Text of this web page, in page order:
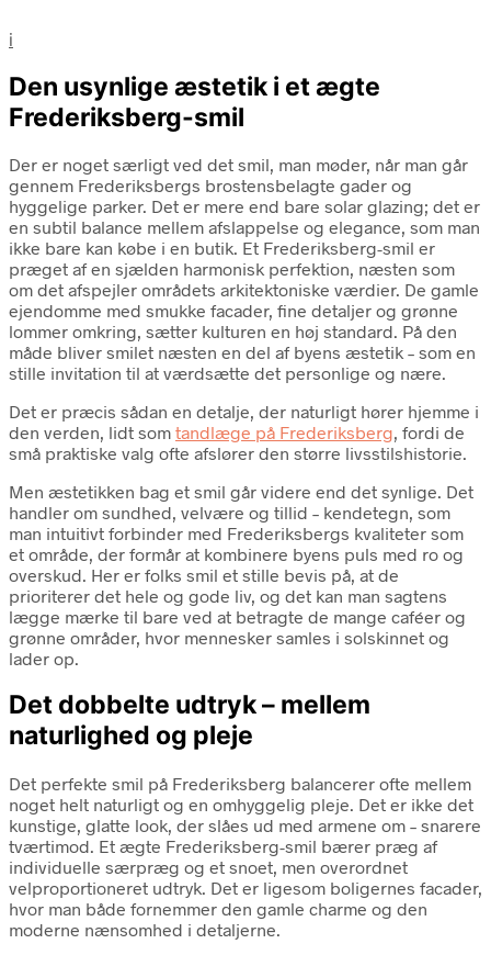
i
Den usynlige æstetik i et ægte
Frederiksberg-smil
Der er noget særligt ved det smil, man møder, når man går
gennem Frederiksbergs brostensbelagte gader og
hyggelige parker. Det er mere end bare solar glazing; det er
en subtil balance mellem afslappelse og elegance, som man
ikke bare kan købe i en butik. Et Frederiksberg-smil er
præget af en sjælden harmonisk perfektion, næsten som
om det afspejler områdets arkitektoniske værdier. De gamle
ejendomme med smukke facader, fine detaljer og grønne
lommer omkring, sætter kulturen en høj standard. På den
måde bliver smilet næsten en del af byens æstetik – som en
stille invitation til at værdsætte det personlige og nære.
Det er præcis sådan en detalje, der naturligt hører hjemme i
den verden, lidt som tandlæge på Frederiksberg, fordi de
små praktiske valg ofte afslører den større livsstilshistorie.
Men æstetikken bag et smil går videre end det synlige. Det
handler om sundhed, velvære og tillid – kendetegn, som
man intuitivt forbinder med Frederiksbergs kvaliteter som
et område, der formår at kombinere byens puls med ro og
overskud. Her er folks smil et stille bevis på, at de
prioriterer det hele og gode liv, og det kan man sagtens
lægge mærke til bare ved at betragte de mange caféer og
grønne områder, hvor mennesker samles i solskinnet og
lader op.
Det dobbelte udtryk – mellem
naturlighed og pleje
Det perfekte smil på Frederiksberg balancerer ofte mellem
noget helt naturligt og en omhyggelig pleje. Det er ikke det
kunstige, glatte look, der slåes ud med armene om – snarere
tværtimod. Et ægte Frederiksberg-smil bærer præg af
individuelle særpræg og et snoet, men overordnet
velproportioneret udtryk. Det er ligesom boligernes facader,
hvor man både fornemmer den gamle charme og den
moderne nænsomhed i detaljerne.